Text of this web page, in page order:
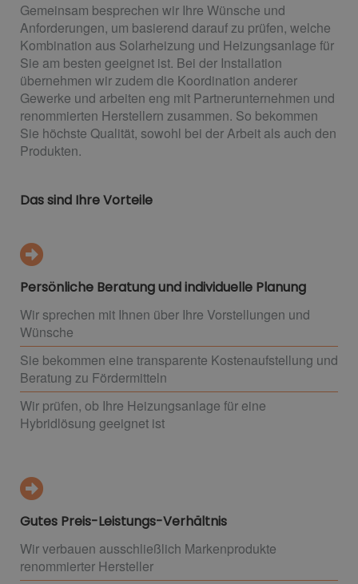
Gemeinsam besprechen wir Ihre Wünsche und
Anforderungen, um basierend darauf zu prüfen, welche
Kombination aus Solarheizung und Heizungsanlage für
Sie am besten geeignet ist. Bei der Installation
übernehmen wir zudem die Koordination anderer
Gewerke und arbeiten eng mit Partnerunternehmen und
renommierten Herstellern zusammen. So bekommen
Sie höchste Qualität, sowohl bei der Arbeit als auch den
Produkten.
Das sind Ihre Vorteile
Persönliche Beratung und individuelle Planung
Wir sprechen mit Ihnen über Ihre Vorstellungen und
Wünsche
Sie bekommen eine transparente Kostenaufstellung und
Beratung zu Fördermitteln
Wir prüfen, ob Ihre Heizungsanlage für eine
Hybridlösung geeignet ist
Gutes Preis-Leistungs-Verhältnis
Wir verbauen ausschließlich Markenprodukte
renommierter Hersteller